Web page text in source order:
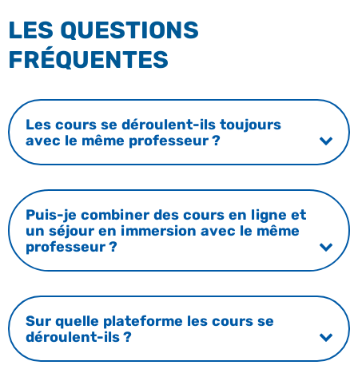
LES QUESTIONS
FRÉQUENTES
Les cours se déroulent-ils toujours
avec le même professeur ?
Puis-je combiner des cours en ligne et
un séjour en immersion avec le même
professeur ?
Sur quelle plateforme les cours se
déroulent-ils ?